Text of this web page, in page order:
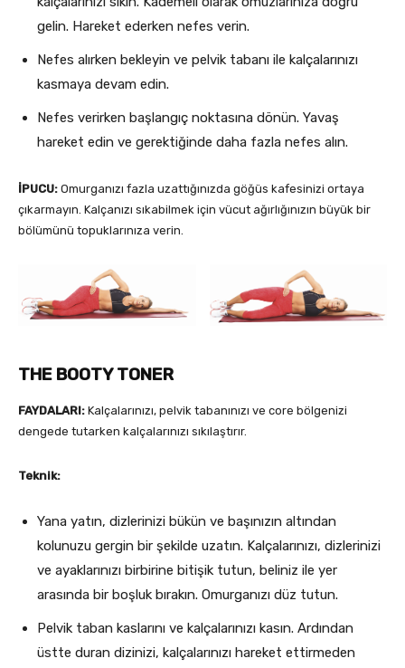
gelin. Hareket ederken nefes verin.
Nefes alırken bekleyin ve pelvik tabanı ile kalçalarınızı
kasmaya devam edin.
Nefes verirken başlangıç noktasına dönün. Yavaş
hareket edin ve gerektiğinde daha fazla nefes alın.
İPUCU: Omurganızı fazla uzattığınızda göğüs kafesinizi ortaya
çıkarmayın. Kalçanızı sıkabilmek için vücut ağırlığınızın büyük bir
bölümünü topuklarınıza verin.
THE BOOTY TONER
FAYDALARI: Kalçalarınızı, pelvik tabanınızı ve core bölgenizi
dengede tutarken kalçalarınızı sıkılaştırır.
Teknik:
Yana yatın, dizlerinizi bükün ve başınızın altından
kolunuzu gergin bir şekilde uzatın. Kalçalarınızı, dizlerinizi
ve ayaklarınızı birbirine bitişik tutun, beliniz ile yer
arasında bir boşluk bırakın. Omurganızı düz tutun.
Pelvik taban kaslarını ve kalçalarınızı kasın. Ardından
üstte duran dizinizi, kalçalarınızı hareket ettirmeden